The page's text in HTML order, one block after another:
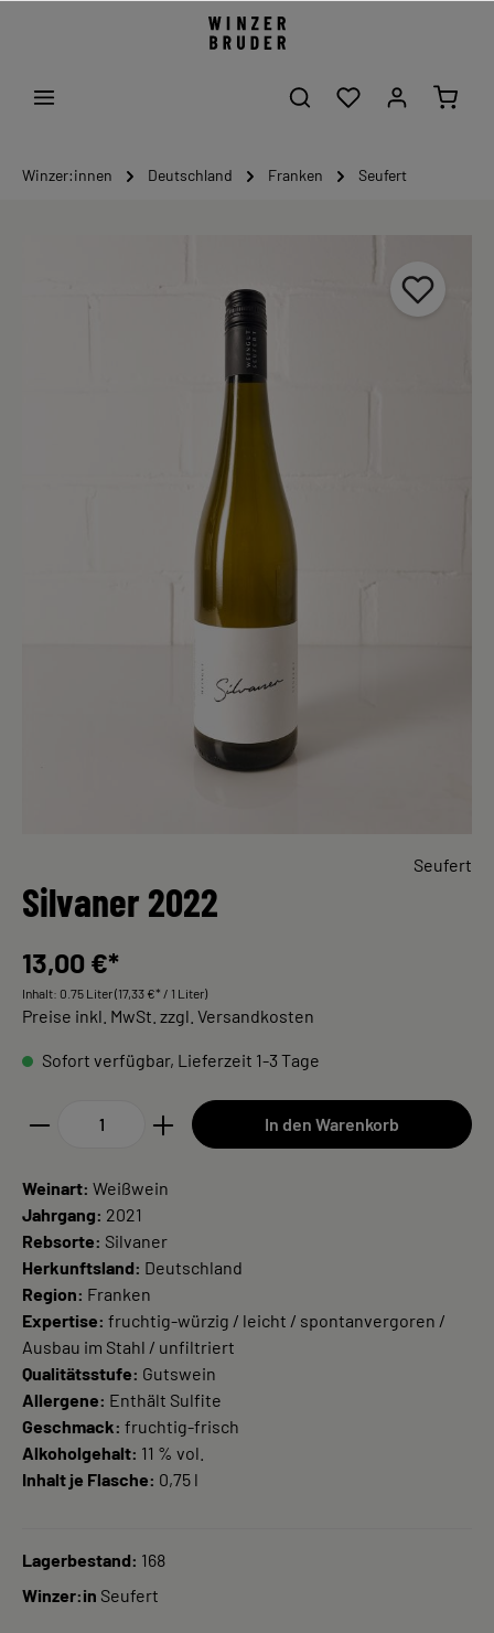
Winzer:innen Deutschland Franken Seufert
Seufert
Silvaner 2022
13,00 €*
Inhalt: 0.75 Liter(17,33 €* / 1 Liter)
Preise inkl. MwSt. zzgl. Versandkosten
Sofort verfügbar, Lieferzeit 1-3 Tage
In den Warenkorb
Weinart: Weißwein
Jahrgang: 2021
Rebsorte: Silvaner
Herkunftsland: Deutschland
Region: Franken
Expertise: fruchtig-würzig / leicht / spontanvergoren /
Ausbau im Stahl / unfiltriert
Qualitätsstufe: Gutswein
Allergene: Enthält Sulfite
Geschmack: fruchtig-frisch
Alkoholgehalt: 11 % vol.
Inhalt je Flasche: 0,75 l
Lagerbestand: 168
Winzer:in Seufert